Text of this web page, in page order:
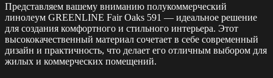
Представляем вашему вниманию полукоммерческий
линолеум GREENLINE Fair Oaks 591 — идеальное решение
для создания комфортного и стильного интерьера. Этот
высококачественный материал сочетает в себе современный
дизайн и практичность, что делает его отличным выбором для
жилых и коммерческих помещений.